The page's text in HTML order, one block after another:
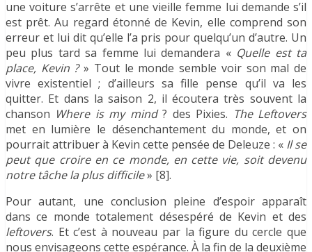
une voiture s’arrête et une vieille femme lui demande s’il
est prêt. Au regard étonné de Kevin, elle comprend son
erreur et lui dit qu’elle l’a pris pour quelqu’un d’autre. Un
peu plus tard sa femme lui demandera « Quelle est ta
place, Kevin ?» Tout le monde semble voir son mal de
vivre existentiel ; d’ailleurs sa fille pense qu’il va les
quitter. Et dans la saison 2, il écoutera très souvent la
chanson Where is my mind? des Pixies. The Leftovers
met en lumière le désenchantement du monde, et on
pourrait attribuer à Kevin cette pensée de Deleuze : « Il se
peut que croire en ce monde, en cette vie, soit devenu
notre tâche la plus difficile» [8].
Pour autant, une conclusion pleine d’espoir apparaît
dans ce monde totalement désespéré de Kevin et des
leftovers. Et c’est à nouveau par la figure du cercle que
nous envisageons cette espérance. À la fin de la deuxième